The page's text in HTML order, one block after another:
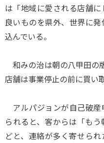
は「地域に愛される店舗
良いものを県外、世界に
込んでいる。
和みの治は朝の八甲田の
店舗は事業停止の前に買い
アルパジョンが自己破産
られると、客からは「も
どと、連絡が多く寄せら